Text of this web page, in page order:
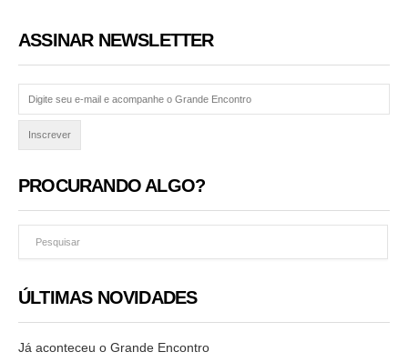
ASSINAR NEWSLETTER
PROCURANDO ALGO?
ÚLTIMAS NOVIDADES
Já aconteceu o Grande Encontro